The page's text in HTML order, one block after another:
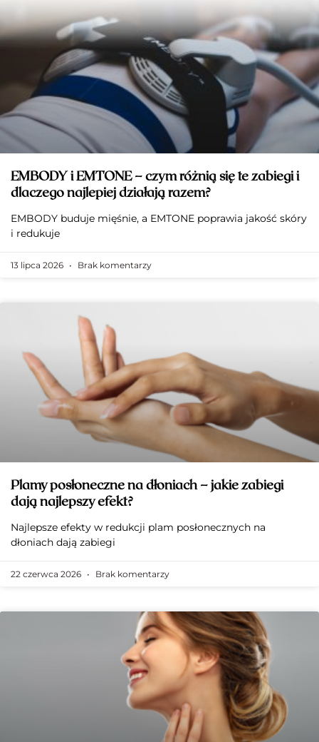
EMBODY i EMTONE – czym różnią się te zabiegi i
dlaczego najlepiej działają razem?
EMBODY buduje mięśnie, a EMTONE poprawia jakość skóry
i redukuje
13 lipca 2026 Brak komentarzy
Plamy posłoneczne na dłoniach – jakie zabiegi
dają najlepszy efekt?
Najlepsze efekty w redukcji plam posłonecznych na
dłoniach dają zabiegi
22 czerwca 2026 Brak komentarzy